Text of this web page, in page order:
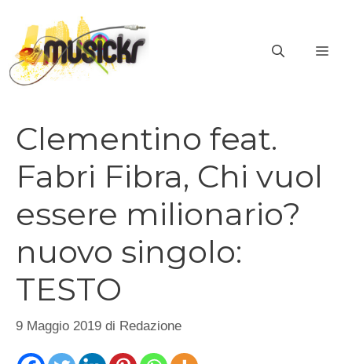
contenuto
Clementino feat.
Fabri Fibra, Chi vuol
essere milionario?
nuovo singolo:
TESTO
9 Maggio 2019 di Redazione